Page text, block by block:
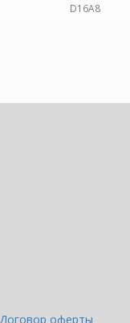
D16A8
Договор оферты